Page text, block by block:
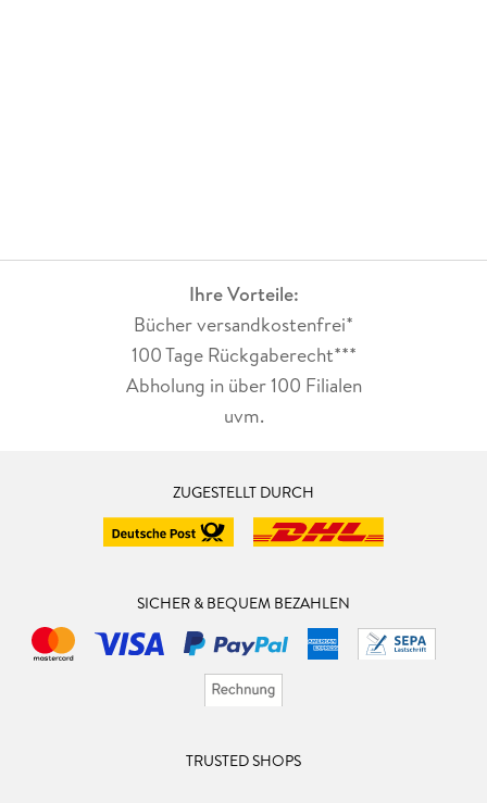
Ihre Vorteile:
Bücher versandkostenfrei*
100 Tage Rückgaberecht***
Abholung in über 100 Filialen
uvm.
ZUGESTELLT DURCH
SICHER & BEQUEM BEZAHLEN
TRUSTED SHOPS